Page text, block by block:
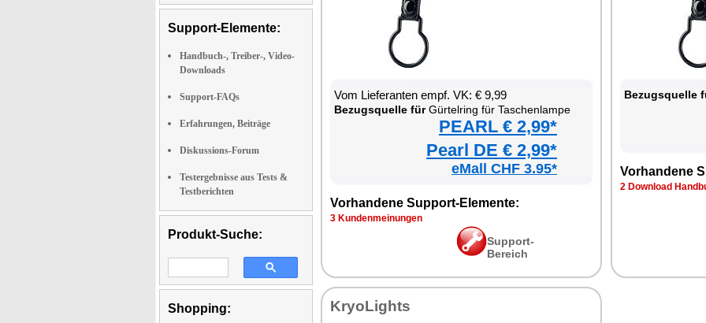
Support-Elemente:
Handbuch-, Treiber-, Video-
Downloads
Support-FAQs
Erfahrungen, Beiträge
Diskussions-Forum
Testergebnisse aus Tests &
Testberichten
Produkt-Suche:
Shopping:
Vom Lieferanten empf. VK: € 9,99
Bezugsquelle fürGürtelring für Taschenlampe
PEARL € 2,99*
Pearl DE € 2,99*
eMall CHF 3.95*
Vorhandene Support-Elemente:
3 Kundenmeinungen
Support-
Bereich
Bezugsquelle
Vorhandene
2 Download
KryoLights